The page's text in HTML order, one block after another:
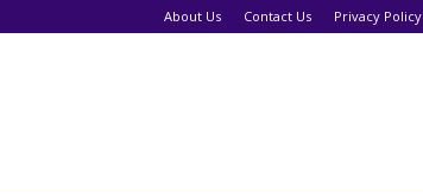
About Us Contact Us Privacy Policy